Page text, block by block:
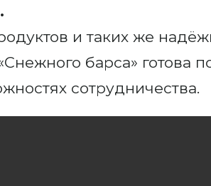
и таких же
барса» готова
сотрудничества.